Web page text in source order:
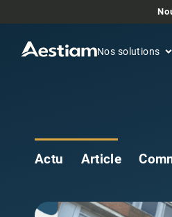
Nos solutions
Actu Article